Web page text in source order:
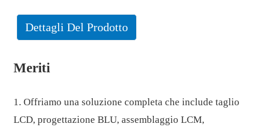
Dettagli Del Prodotto
Meriti
1. Offriamo una soluzione completa che include taglio
LCD, progettazione BLU, assemblaggio LCM,